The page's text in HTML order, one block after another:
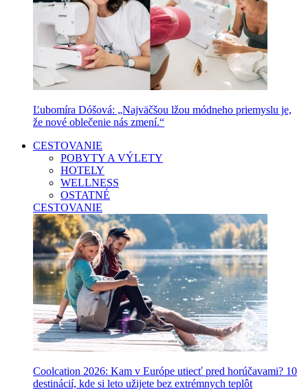
Ľubomíra Dóšová: „Najväčšou lžou módneho priemyslu je,
že nové oblečenie nás zmení.“
CESTOVANIE
POBYTY A VÝLETY
HOTELY
WELLNESS
OSTATNÉ
CESTOVANIE
Coolcation 2026: Kam v Európe utiecť pred horúčavami? 10
destinácií, kde si leto užijete bez extrémnych teplôt